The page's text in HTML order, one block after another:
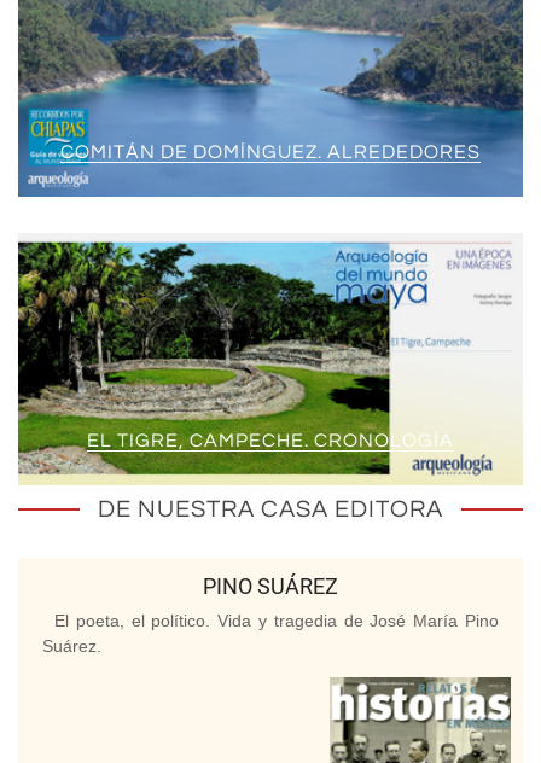
COMITÁN DE DOMÍNGUEZ. ALREDEDORES
EL TIGRE, CAMPECHE. CRONOLOGÍA
DE NUESTRA CASA EDITORA
PINO SUÁREZ
El poeta, el político. Vida y tragedia de José María Pino
Suárez.